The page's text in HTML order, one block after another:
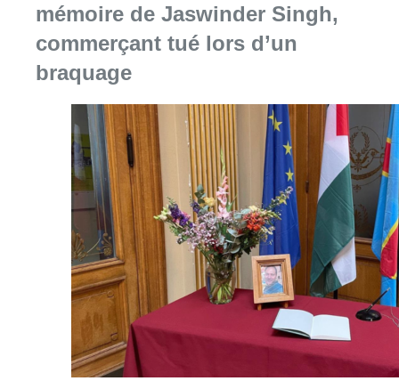
mémoire de Jaswinder Singh,
commerçant tué lors d’un
braquage